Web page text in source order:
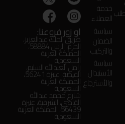
خدمة
العملاء
سياسة
الضمان
والتركيب
سياسة
الأستبدال
والأسترجاع
او زور فروعنا:
طريق الملك عبدالعزيز،
الحزم، الرس 58884،
المملكة العربية
السعودية
زامل العبدالله السليم،
الفيضة، عنيزة 56241،
المملكة العربية
السعودية
شارع محمد عبدالله
القاضي، الشرقية، عنيزة
56439، المملكة العربية
السعودية